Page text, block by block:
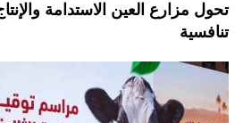
تحول مزارع العين الاستدامة
تنافسية